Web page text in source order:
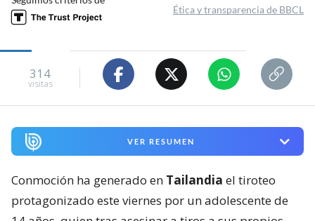
Ética y transparencia de BBCL
314
visitas
VER RESUMEN
Conmoción ha generado en Tailandia el tiroteo
protagonizado este viernes por un adolescente de